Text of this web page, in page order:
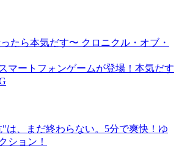
たら本気だす〜 クロニクル・オブ・
マートフォンゲームが登場！本気だす
は、まだ終わらない。5分で爽快！ゆ
ション！